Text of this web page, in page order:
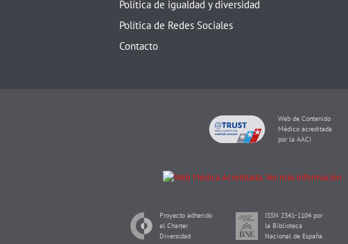
Política de igualdad y diversidad
Política de Redes Sociales
Contacto
Web de Contenido
Médico acreditada
por la AACI
Proyecto adherido
al Charter
Diversidad
ISSN 2341-1104 por
la Biblioteca
Nacional de España